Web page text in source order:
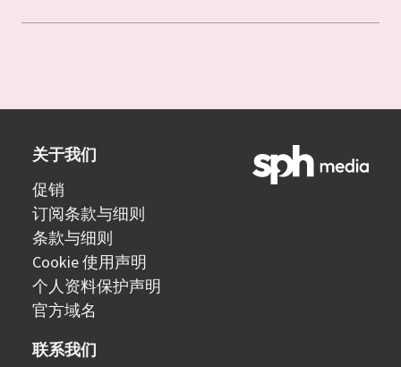
关于我们
促销
订阅条款与细则
条款与细则
Cookie 使用声明
个人资料保护声明
官方域名
联系我们